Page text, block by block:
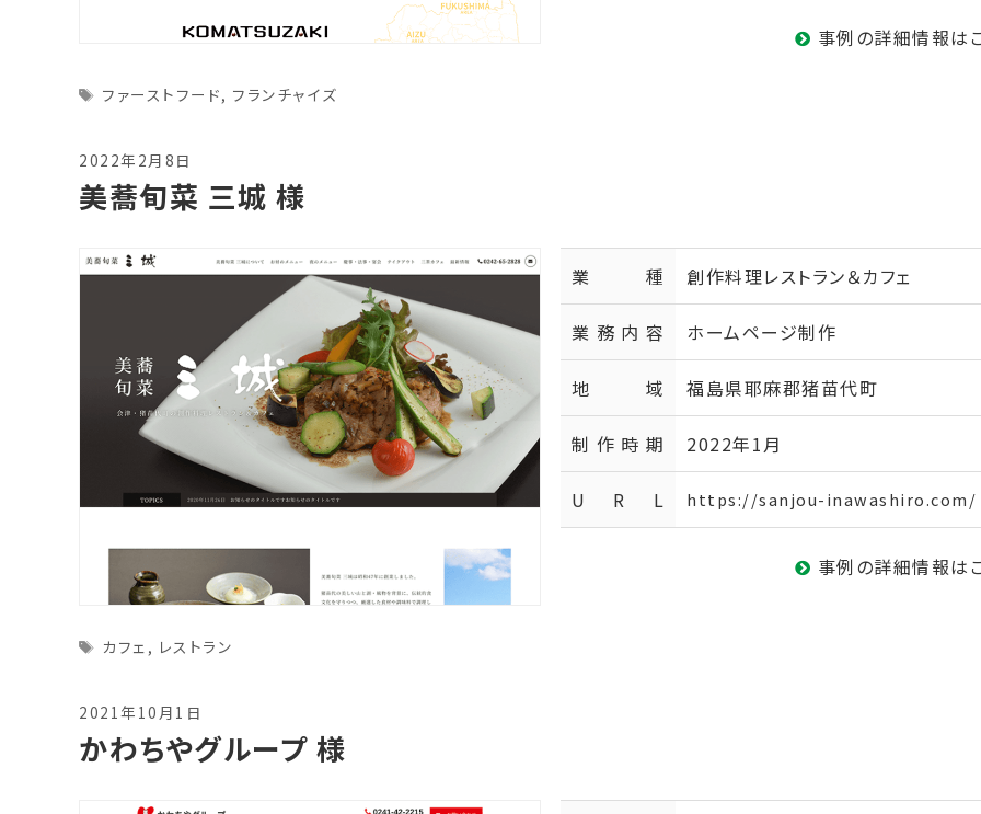
事例の詳細情報は
Tags
ファーストフード, フランチャイズ
2022年2月8日
美蕎旬菜 三城 様
業種 創作料理レストラン＆カフェ
業務内容 ホームページ制作
地域 福島県耶麻郡猪苗代町
制作時期 2022年1月
U R L https://sanjou-inawashiro.com/
事例の詳細情報は
Tags
カフェ , レストラン
2021年10月1日
かわちやグループ 様